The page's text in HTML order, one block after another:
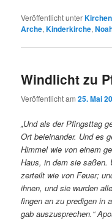
Veröffentlicht unter
Arche,Kinderkirche,
Windlicht zu
Veröffentlicht am25. Mai
„Und als der Pfingsttag
Ort beieinander. Und es
Himmel wie von einem
Haus, in dem sie saßen.
zerteilt wie von Feuer;
ihnen, und sie wurden
fingen an zu predigen in
gab auszusprechen.“